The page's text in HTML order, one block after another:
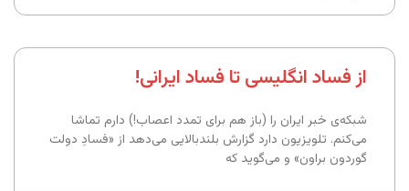
از فساد انگلیسی تا فساد ایرانی!
شبکه‌ی خبر ایران را (باز هم برای تمدد اعصاب!) دارم تماشا
می‌کنم. تلویزیون دارد گزارش بلندبالایی می‌دهد از «فسادِ دولت
گوردون براون» و می‌گوید که